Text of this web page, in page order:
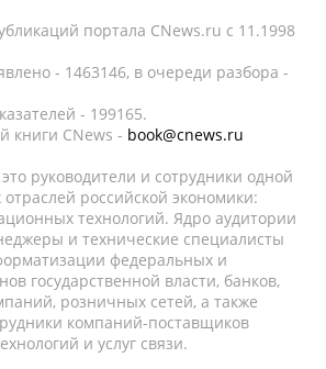
портала CNews.ru c 11.1998
- 1463146, в очереди разбора -
- 199165.
книги CNews - book@cnews.ru
руководители и сотрудники одной
российской экономики:
технологий. Ядро аудитории
и технические специалисты
федеральных и
государственной власти, банков,
розничных сетей, а также
компаний-поставщиков
и услуг связи.